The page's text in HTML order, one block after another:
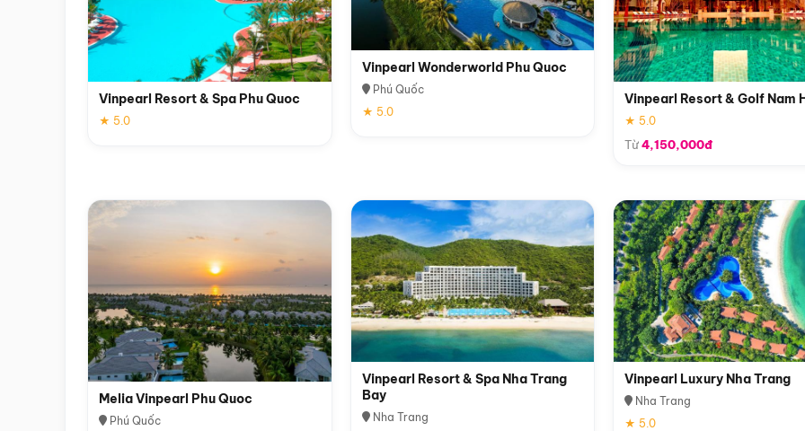
Vinpearl Resort & Spa Phu Quoc
★ 5.0
Vinpearl Wonderworld Phu Quoc
Phú Quốc
★ 5.0
Vinpearl Resort & Golf Nam
★ 5.0
Từ4,150,000đ
Melia Vinpearl Phu Quoc
Phú Quốc
Vinpearl Resort & Spa Nha Trang
Bay
Nha Trang
Vinpearl Luxury Nha Trang
Nha Trang
★ 5.0